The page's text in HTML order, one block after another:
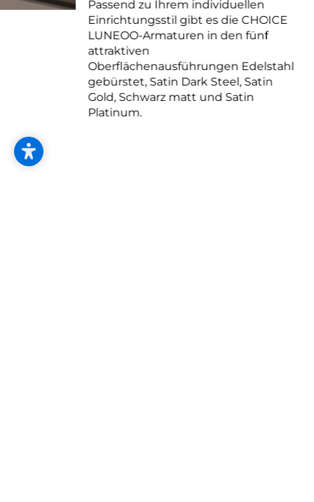
Passend zu Ihrem individuellen
Einrichtungsstil gibt es die CHOICE
LUNEOO-Armaturen in den fünf
attraktiven
Oberflächenausführungen Edelstahl
gebürstet, Satin Dark Steel, Satin
Gold, Schwarz matt und Satin
Platinum.